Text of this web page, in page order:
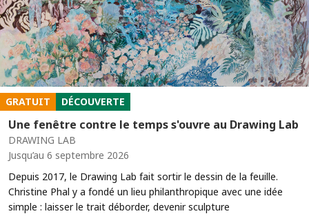
GRATUIT DÉCOUVERTE
Une fenêtre contre le temps s'ouvre au Drawing Lab
DRAWING LAB
Jusqu’au 6 septembre 2026
Depuis 2017, le Drawing Lab fait sortir le dessin de la feuille.
Christine Phal y a fondé un lieu philanthropique avec une idée
simple : laisser le trait déborder, devenir sculpture